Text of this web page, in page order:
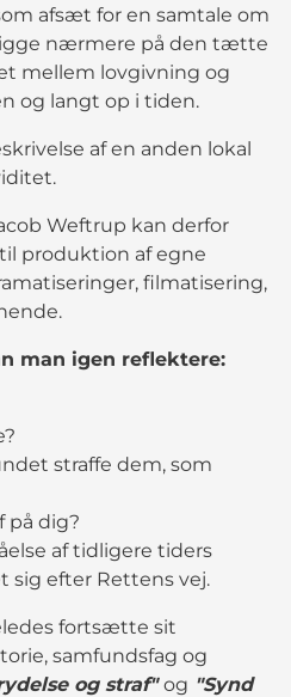
afsæt for en samtale om
nærmere på den tætte
mellem lovgivning og
og langt op i tiden.
af en anden lokal
Weftrup kan derfor
produktion af egne
filmatisering,
man igen reflektere:
straffe dem, som
på dig?
af tidligere tiders
sig efter Rettens vej.
fortsætte sit
samfundsfag og
og straf"og "Synd